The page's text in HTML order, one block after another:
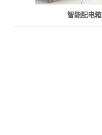
智能配电箱